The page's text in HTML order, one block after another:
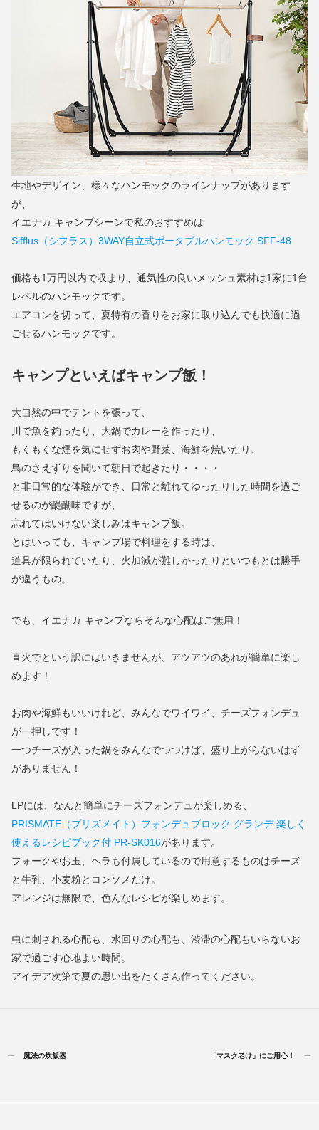
生地やデザイン、様々なハンモックのラインナップがあります
が、
イエナカ キャンプシーンで私のおすすめは
Sifflus（シフラス）3WAY自立式ポータブルハンモック SFF-48
価格も1万円以内で収まり、通気性の良いメッシュ素材は1家に1台
レベルのハンモックです。
エアコンを切って、夏特有の香りをお家に取り込んでも快適に過
ごせるハンモックです。
キャンプといえばキャンプ飯！
大自然の中でテントを張って、
川で魚を釣ったり、大鍋でカレーを作ったり、
もくもくな煙を気にせずお肉や野菜、海鮮を焼いたり、
鳥のさえずりを聞いて朝日で起きたり・・・・
と非日常的な体験ができ、日常と離れてゆったりした時間を過ご
せるのが醍醐味ですが、
忘れてはいけない楽しみはキャンプ飯。
とはいっても、キャンプ場で料理をする時は、
道具が限られていたり、火加減が難しかったりといつもとは勝手
が違うもの。
でも、イエナカ キャンプならそんな心配はご無用！
直火でという訳にはいきませんが、アツアツのあれが簡単に楽し
めます！
お肉や海鮮もいいけれど、みんなでワイワイ、チーズフォンデュ
が一押しです！
一つチーズが入った鍋をみんなでつつけば、盛り上がらないはず
がありません！
LPには、なんと簡単にチーズフォンデュが楽しめる、
PRISMATE（プリズメイト）フォンデュブロック グランデ 楽しく
使えるレシピブック付 PR-SK016があります。
フォークやお玉、ヘラも付属しているので用意するものはチーズ
と牛乳、小麦粉とコンソメだけ。
アレンジは無限で、色んなレシピが楽しめます。
虫に刺される心配も、水回りの心配も、渋滞の心配もいらないお
家で過ごす心地よい時間。
アイデア次第で夏の思い出をたくさん作ってください。
魔法の炊飯器 「マスク老け」にご用心！